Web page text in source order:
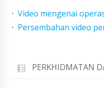
Video mengenai
Persembahan video
PERKHIDMATAN